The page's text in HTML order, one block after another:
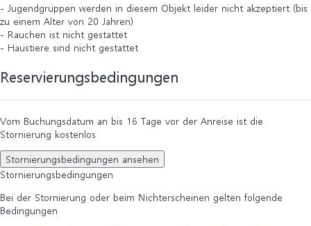
- Jugendgruppen werden in diesem Objekt leider nicht akzeptiert (bis
zu einem Alter von 20 Jahren)
- Rauchen ist nicht gestattet
- Haustiere sind nicht gestattet
Reservierungsbedingungen
Vom Buchungsdatum an bis 16 Tage vor der Anreise ist die
Stornierung kostenlos
Stornierungsbedingungen ansehen
Stornierungsbedingungen
Bei der Stornierung oder beim Nichterscheinen gelten folgende
Bedingungen